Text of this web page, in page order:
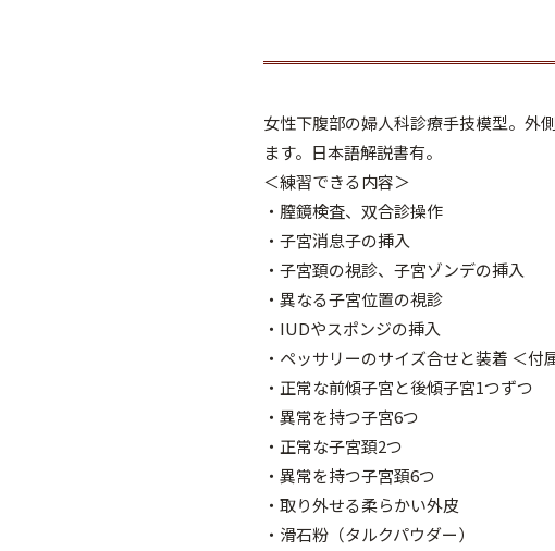
女性下腹部の婦人科診療手技模型。外
ます。日本語解説書有。
＜練習できる内容＞
・膣鏡検査、双合診操作
・子宮消息子の挿入
・子宮頚の視診、子宮ゾンデの挿入
・異なる子宮位置の視診
・IUDやスポンジの挿入
・ペッサリーのサイズ合せと装着 ＜付
・正常な前傾子宮と後傾子宮1つずつ
・異常を持つ子宮6つ
・正常な子宮頚2つ
・異常を持つ子宮頚6つ
・取り外せる柔らかい外皮
・滑石粉（タルクパウダー）